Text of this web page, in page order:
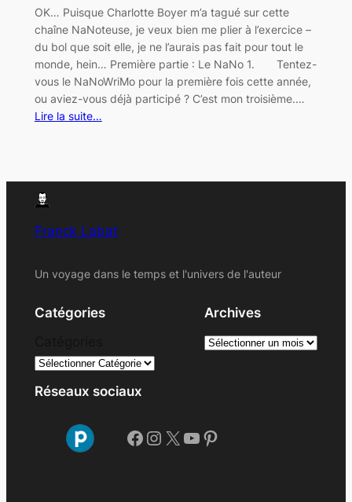
OK… Puisque Charlotte Boyer m’a tagué sur cette
chaîne NaNoteuse, je veux bien me plier à l’exercice –
du bol que soit elle, je ne l’aurais pas fait pour tout le
monde, hein… Première partie : Le NaNo 1. Tentez-
vous le NaNoWriMo pour la première fois cette année,
ou aviez-vous déjà participé ? C’est mon troisième.…
Lire la suite…
Franck Labat
Un voyage dans le temps et l'univers de l'auteur
Catégories
Archives
A
v
Réseaux sociaux
Facebook Instagram X YouTube Pinterest